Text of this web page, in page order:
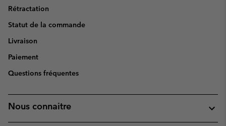
Rétractation
Statut de la commande
Livraison
Paiement
Questions fréquentes
Nous connaitre